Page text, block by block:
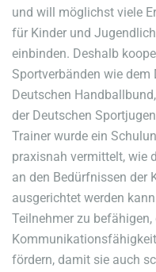
und will möglichst viele
für Kinder und
einbinden. Deshalb
Sportverbänden wie dem
Deutschen
der Deutschen
Trainer wurde ein
praxisnah vermittelt, wie
an den Bedürfnissen der
ausgerichtet werden
Teilnehmer zu
fördern, damit sie auch